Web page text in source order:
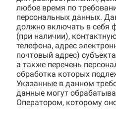
любое время по
персональных данных.
должно включать в себя
(при наличии),
телефона, адрес
почтовый адрес)
а также перечень
обработка которых
Указанные в данном
данные могут
Оператором, которому